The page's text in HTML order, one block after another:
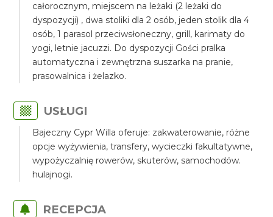
całorocznym, miejscem na leżaki (2 leżaki do
dyspozycji) , dwa stoliki dla 2 osób, jeden stolik dla 4
osób, 1 parasol przeciwsłoneczny, grill, karimaty do
yogi, letnie jacuzzi. Do dyspozycji Gości pralka
automatyczna i zewnętrzna suszarka na pranie,
prasowalnica i żelazko.
USŁUGI
Bajeczny Cypr Willa oferuje: zakwaterowanie, różne
opcje wyżywienia, transfery, wycieczki fakultatywne,
wypożyczalnię rowerów, skuterów, samochodów.
hulajnogi.
RECEPCJA